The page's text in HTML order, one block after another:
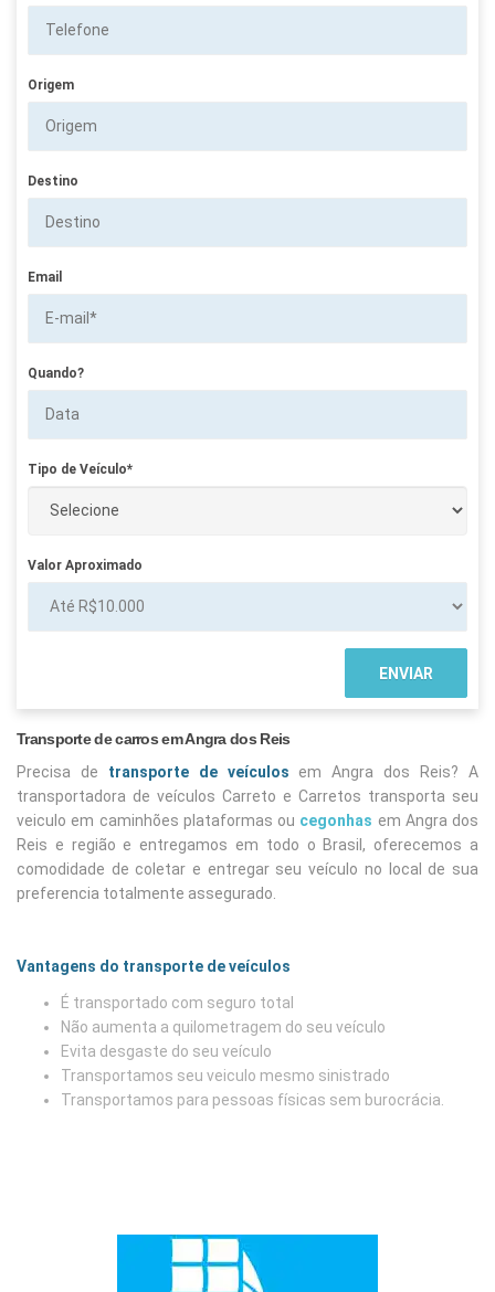
Origem
Destino
Email
Quando?
Tipo de Veículo*
Valor Aproximado
Transporte de carros em Angra dos Reis
Precisa de transporte de veículos em Angra dos Reis? A
transportadora de veículos Carreto e Carretos transporta seu
veiculo em caminhões plataformas ou cegonhas em Angra dos
Reis e região e entregamos em todo o Brasil, oferecemos a
comodidade de coletar e entregar seu veículo no local de sua
preferencia totalmente assegurado.
Vantagens do transporte de veículos
É transportado com seguro total
Não aumenta a quilometragem do seu veículo
Evita desgaste do seu veículo
Transportamos seu veiculo mesmo sinistrado
Transportamos para pessoas físicas sem burocrácia.